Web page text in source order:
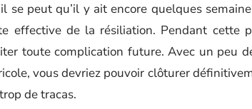
se peut qu’il y ait encore quelques
effective de la résiliation. Pendant cette
toute complication future. Avec un peu
vous devriez pouvoir clôturer
de tracas.